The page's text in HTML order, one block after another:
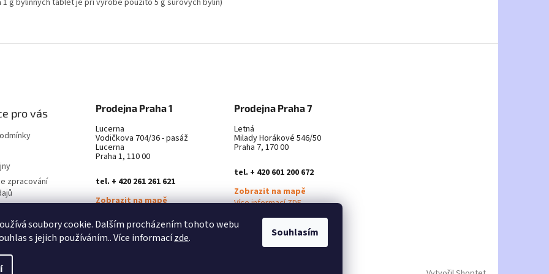
soubory cookie. Dalším procházením tohoto webu
s jejich používáním.. Více informacízde. Souhlasím
1 g bylinných tablet je při výrobě použito 5 g surových bylin)
pro vás
zpracování
Prodejna Praha 1
Lucerna
Vodičkova 704/36 - pasáž
Lucerna
Praha 1, 110 00
tel. + 420 261 261 621
Zobrazit na mapě
Prodejna Praha 7
Letná
Milady Horákové 546/50
Praha 7, 170 00
tel. + 420 601 200 672
Zobrazit na mapě
Více informací ZDE